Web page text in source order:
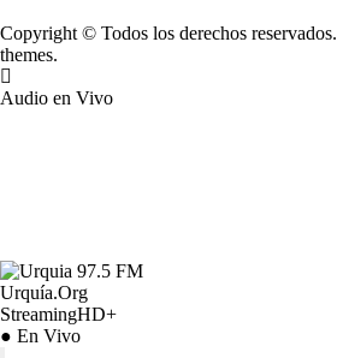
Copyright © Todos los derechos reservados.
themes.
Audio en Vivo
Urquía.Org
StreamingHD+
● En Vivo